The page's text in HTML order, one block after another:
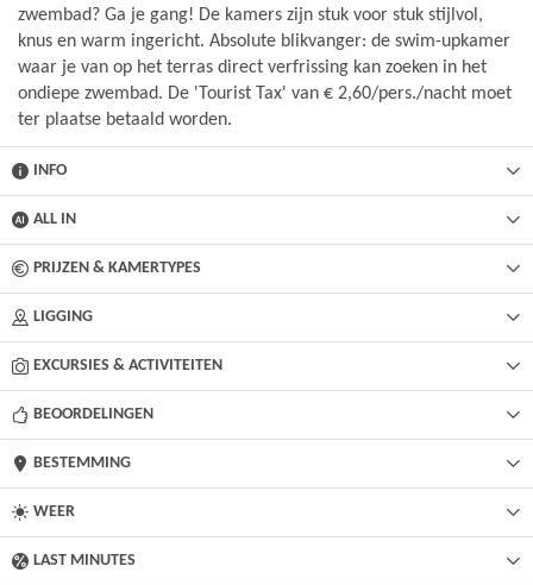
zwembad? Ga je gang! De kamers zijn stuk voor stuk stijlvol,
knus en warm ingericht. Absolute blikvanger: de swim-upkamer
waar je van op het terras direct verfrissing kan zoeken in het
ondiepe zwembad. De 'Tourist Tax' van € 2,60/pers./nacht moet
ter plaatse betaald worden.
INFO
ALL IN
PRIJZEN & KAMERTYPES
LIGGING
EXCURSIES & ACTIVITEITEN
BEOORDELINGEN
BESTEMMING
WEER
LAST MINUTES